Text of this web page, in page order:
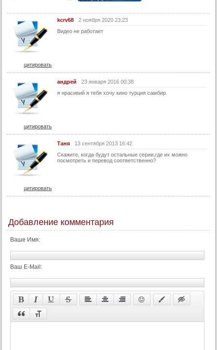
kcrv68
2 ноября 2020 23:23
Видео не работает
цитировать
андрей
23 января 2016 00:38
я нрасивий я тебя хочу кино турция самбир.
цитировать
Таня
13 сентября 2013 16:42
Скажите, когда будут остальные серии,где их можно
посмотреть и перевод соответственно?
цитировать
Добавление комментария
Ваше Имя:
Ваш E-Mail: